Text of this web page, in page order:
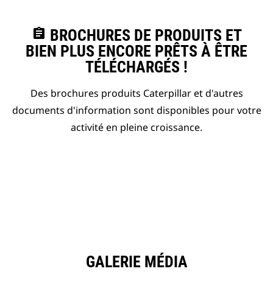
assignment BROCHURES DE PRODUITS ET
BIEN PLUS ENCORE PRÊTS À ÊTRE
TÉLÉCHARGÉS !
Des brochures produits Caterpillar et d'autres
documents d'information sont disponibles pour votre
activité en pleine croissance.
GALERIE MÉDIA